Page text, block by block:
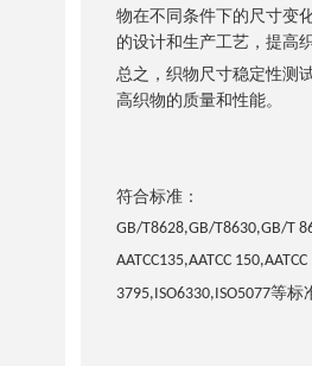
物在不同条件下的尺寸变
的设计和生产工艺，提高
总之，织物尺寸稳定性测
高织物的质量和性能。
符合标准：
GB/T8628,GB/T8630,GB/T
AATCC135,AATCC
3795,ISO6330,ISO5077等标